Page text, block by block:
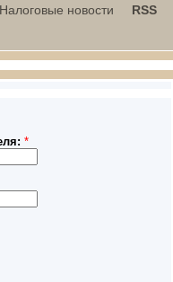
Налоговые новости RSS
*